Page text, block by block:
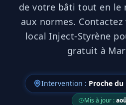
de votre bâti tout en le
aux normes. Contactez
local Inject-Styrène
gratuit à
Intervention : Proche
Mis à jour :